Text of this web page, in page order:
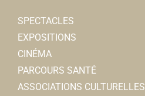
SPECTACLES
EXPOSITIONS
CINÉMA
PARCOURS SANTÉ
ASSOCIATIONS CULTURELLES